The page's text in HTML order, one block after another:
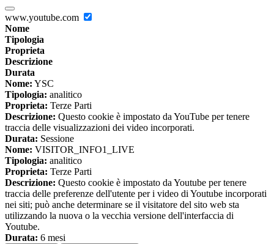
www.youtube.com
Nome
Tipologia
Proprieta
Descrizione
Durata
Nome: YSC
Tipologia: analitico
Proprieta: Terze Parti
Descrizione: Questo cookie è impostato da YouTube per tenere
traccia delle visualizzazioni dei video incorporati.
Durata: Sessione
Nome: VISITOR_INFO1_LIVE
Tipologia: analitico
Proprieta: Terze Parti
Descrizione: Questo cookie è impostato da Youtube per tenere
traccia delle preferenze dell'utente per i video di Youtube incorporati
nei siti; può anche determinare se il visitatore del sito web sta
utilizzando la nuova o la vecchia versione dell'interfaccia di
Youtube.
Durata: 6 mesi